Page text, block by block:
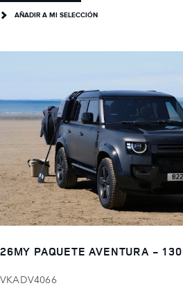
AÑADIR A MI SELECCIÓN
26MY PAQUETE AVENTURA - 130
VKADV4066